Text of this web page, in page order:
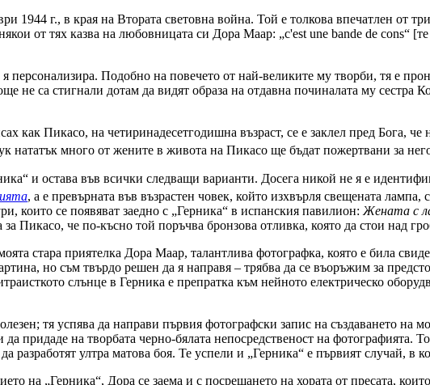
1944 г., в края на Втората световна война. Той е толкова впечатлен от
от тях казва на любовницата си Дора Маар: „c'est une bande de cons“
персонализира. Подобно на повечето от най-великите му творби, тя е
не са стигнали дотам да видят образа на отдавна починалата му сестра
как Пикасо, на четиринадесетгодишна възраст, се е заклел пред Бога,
нататък много от жените в живота на Пикасо ще бъдат пожертвани за
и остава във всички следващи варианти. Досега никой не я е
, а е превърната във възрастен човек, който изхвърля свещената лампа,
които се появяват заедно с „Герника“ в испанския павилион: Жената с
Пикасо, че по-късно той поръчва бронзова отливка, която да стои над
стара приятелка Дора Маар, талантлива фотографка, която е била
но съм твърдо решен да я направя – трябва да се въоръжим за
слънце в Герника е препратка към нейното електрическо
тя успява да направи първия фотографски запис на създаването на
придаде на творбата черно-бялата непосредственост на фотографията.
разработят ултра матова боя. Те успели и „Герника“ е първият случай, в
на „Герника“, Дора се заема и с посрещането на хората от пресата,